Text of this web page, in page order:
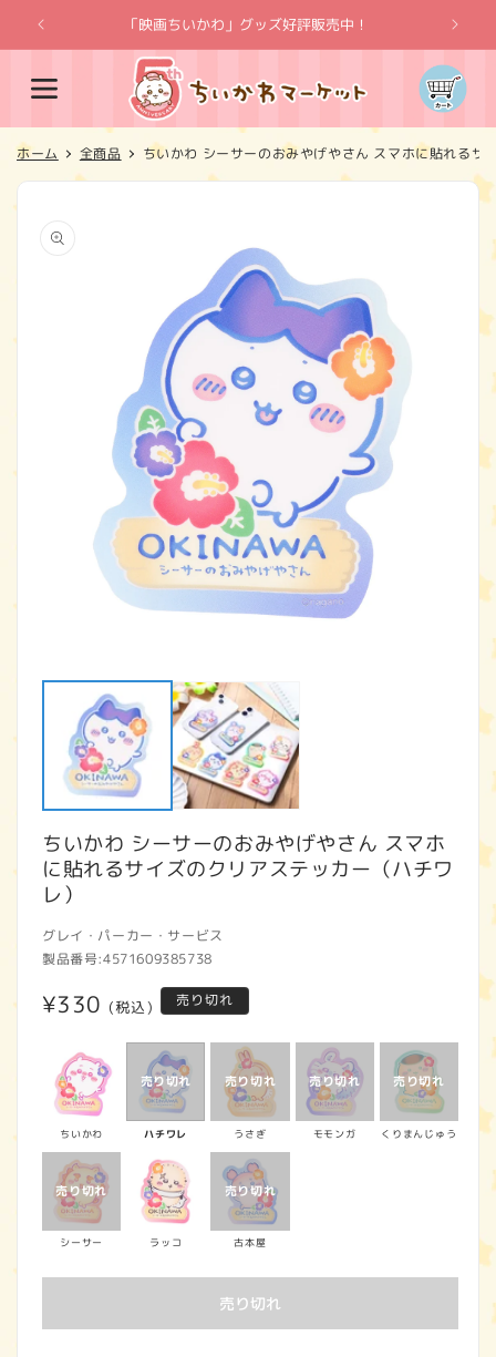
ンツに
進む
「映画ちいかわ」グッズ好評販売中！
カ
ー
ト
ホーム 全商品 ちいかわ シーサーのおみやげやさん スマホに貼れるサ
報にス
キップ
ちいかわ シーサーのおみやげやさん スマホ
に貼れるサイズのクリアステッカー（ハチワ
レ）
グレイ・パーカー・サービス
製品番号:4571609385738
通
価
格
¥330 (税込) 売り切れ
ちいかわ ハチワレ うさぎ モモンガ くりまんじゅう
シーサー ラッコ 古本屋
売り切れ